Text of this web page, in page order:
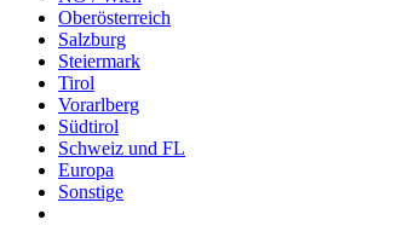
Oberösterreich
Salzburg
Steiermark
Tirol
Vorarlberg
Südtirol
Schweiz und FL
Europa
Sonstige